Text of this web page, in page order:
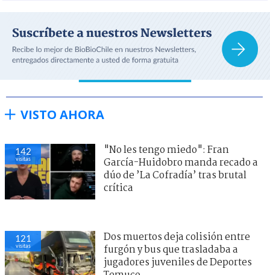
VISTO AHORA
142
visitas
"No les tengo miedo": Fran
García-Huidobro manda recado a
dúo de ’La Cofradía’ tras brutal
crítica
121
visitas
Dos muertos deja colisión entre
furgón y bus que trasladaba a
jugadores juveniles de Deportes